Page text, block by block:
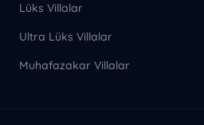
Lüks Villalar
Ultra Lüks Villalar
Muhafazakar Villalar